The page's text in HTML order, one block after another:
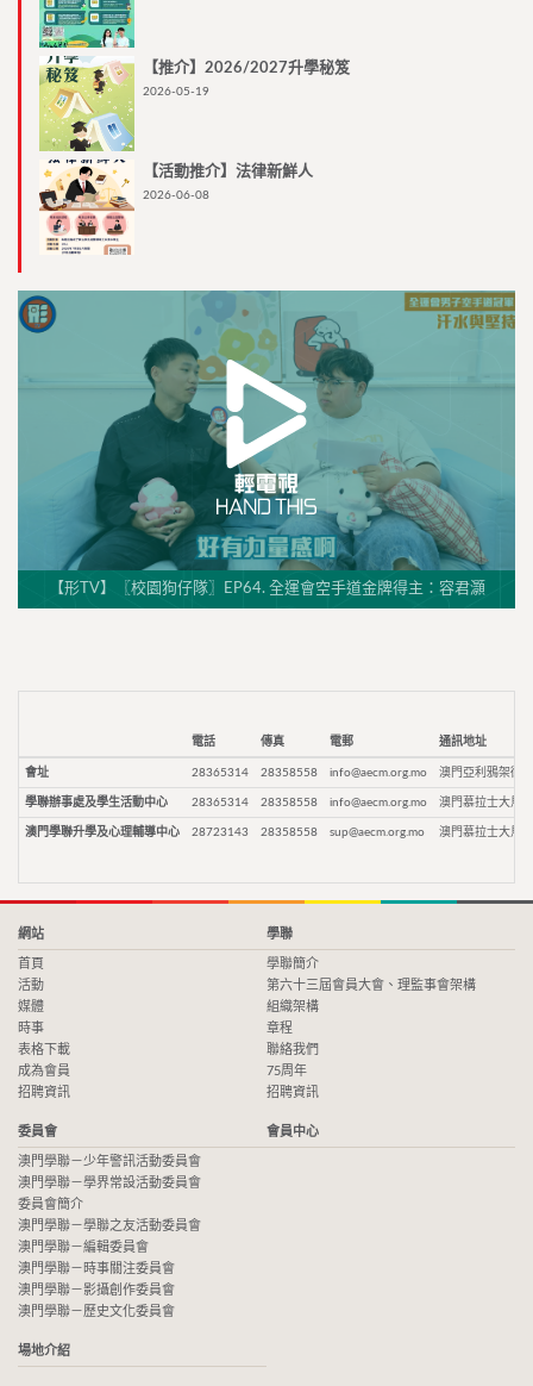
【推介】2026/2027升學秘笈
2026-05-19
【活動推介】法律新鮮人
2026-06-08
【形TV】〖校園狗仔隊〗EP64. 全運會空手道金牌得主：容君灝
電話 傳真 電郵 通訊地址
會址 28365314 28358558 info@aecm.org.mo 澳門亞利鴉架街9
學聯辦事處及學生活動中心 28365314 28358558 info@aecm.org.mo 澳門慕拉士大馬
澳門學聯升學及心理輔導中心 28723143 28358558 sup@aecm.org.mo 澳門慕拉士大馬
網站
首頁
活動
媒體
時事
表格下載
成為會員
招聘資訊
學聯
學聯簡介
第六十三屆會員大會、理監事會架構
組織架構
章程
聯絡我們
75周年
招聘資訊
委員會
澳門學聯－少年警訊活動委員會
澳門學聯－學界常設活動委員會
委員會簡介
澳門學聯－學聯之友活動委員會
澳門學聯－編輯委員會
澳門學聯－時事關注委員會
澳門學聯－影攝創作委員會
澳門學聯－歷史文化委員會
會員中心
場地介紹